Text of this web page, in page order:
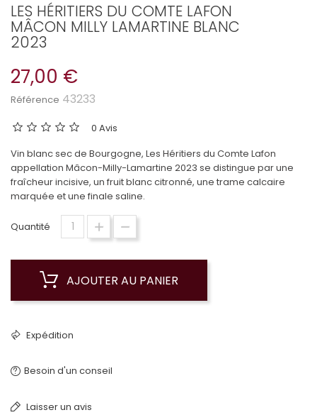
LES HÉRITIERS DU COMTE LAFON
MÂCON MILLY LAMARTINE BLANC
2023
27,00 €
Référence 43233
0 Avis
Vin blanc sec de Bourgogne, Les Héritiers du Comte Lafon
appellation Mâcon-Milly-Lamartine 2023 se distingue par une
fraîcheur incisive, un fruit blanc citronné, une trame calcaire
marquée et une finale saline.
Quantité
AJOUTER AU PANIER
Expédition
Besoin d'un conseil
Laisser un avis